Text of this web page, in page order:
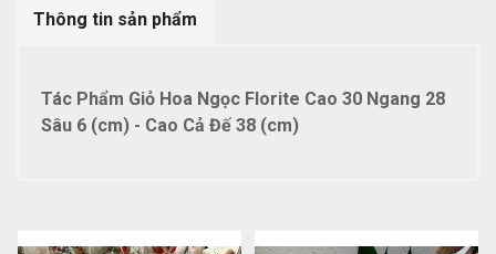
Thông tin sản phẩm
Tác Phẩm Giỏ Hoa Ngọc Florite Cao 30 Ngang 28
Sâu 6 (cm) - Cao Cả Đế 38 (cm)